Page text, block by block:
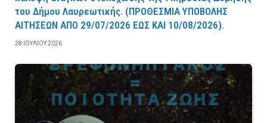
του Δήμου Λαυρεωτικής. (ΠPOΘEΣMIA YΠOBOΛHΣ
AITHΣEΩN AΠO 29/07/2026 EΩΣ KAI 10/08/2026).
28 ΙΟΥΛΊΟΥ 2026